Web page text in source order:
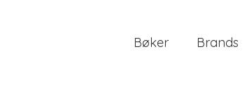
Bøker Brands